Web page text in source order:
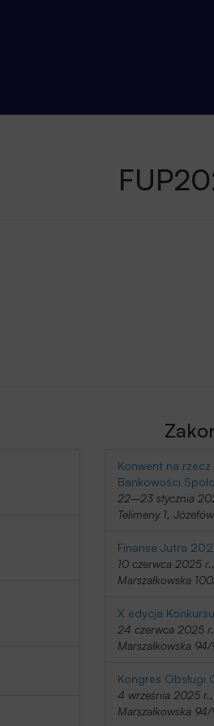
Konwent na rzecz
Bankowości
22–23 stycznia
Telimeny 1, Józefów
Finanse Jutra
10 czerwca 2025
Marszałkowska
X edycja
24 czerwca 2025
Marszałkowska
Kongres Obsługi
4 września 2025
Marszałkowska